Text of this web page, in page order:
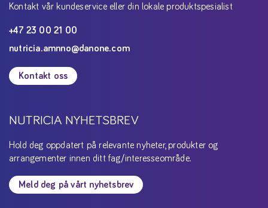
Kontakt vår kundeservice eller din lokale produktspesialist
+47 23 00 21 00
nutricia.amnno@danone.com
Kontakt oss
NUTRICIA NYHETSBREV
Hold deg oppdatert på relevante nyheter, produkter og
arrangementer innen ditt fag/interesseområde.
Meld deg på vårt nyhetsbrev